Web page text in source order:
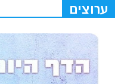
ערוצים